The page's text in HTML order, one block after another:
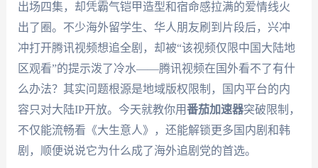
出场四集，却凭霸气铠甲造型和宿命感拉满的爱情线火
出了圈。不少海外留学生、华人朋友刷到片段后，兴冲
冲打开腾讯视频想追全剧，却被“该视频仅限中国大陆地
区观看”的提示泼了冷水——腾讯视频在国外看不了有什
么办法？其实问题根源是地域版权限制，国内平台的内
容只对大陆IP开放。今天就教你用番茄加速器突破限制，
不仅能流畅看《大生意人》，还能解锁更多国内剧和韩
剧，顺便说说它为什么成了海外追剧党的首选。